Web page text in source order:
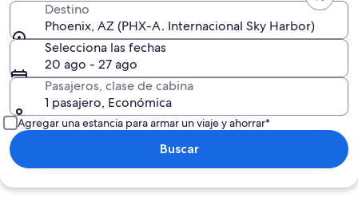
Destino
Phoenix, AZ (PHX-A. Internacional Sky Harbor)
Selecciona las fechas
20 ago - 27 ago
Pasajeros, clase de cabina
1 pasajero, Económica
Agregar una estancia para armar un viaje y ahorrar*
Buscar